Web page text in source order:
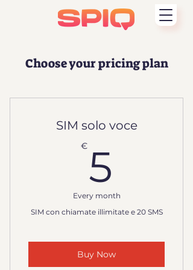
Choose your pricing plan
SIM solo voce
€5
Every month
SIM con chiamate illimitate e 20 SMS
Buy Now